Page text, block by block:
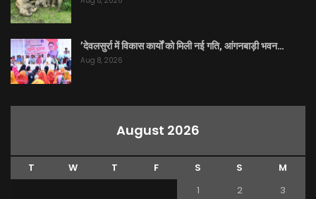
’देवलसुर्रा में विकास कार्यों को मिली नई गति, आंगनबाड़ी भवन…
Aug 8, 2026
August 2026
T W T F S S
M
1
2 3